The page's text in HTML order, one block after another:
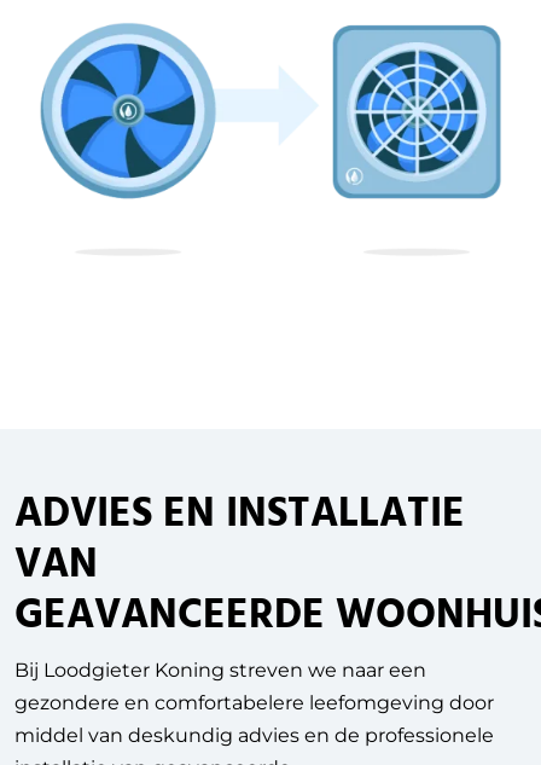
ADVIES EN INSTALLATIE
VAN
GEAVANCEERDE
Bij Loodgieter Koning streven we naar een
gezondere en comfortabelere leefomgeving door
middel van deskundig advies en de professionele